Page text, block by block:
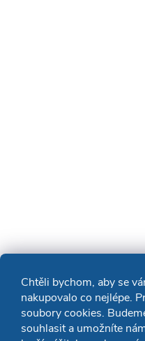
Chtěli bychom, aby se
nakupovalo co nejlépe.
soubory cookies.
souhlasit a umožníte